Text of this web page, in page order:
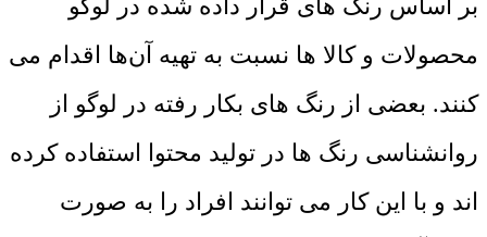
بر اساس رنگ های قرار داده شده در لوگو
محصولات و کالا ها نسبت به تهیه آن‌ها اقدام می
کنند. بعضی از رنگ های بکار رفته در لوگو از
روانشناسی رنگ ها در تولید محتوا استفاده کرده
اند و با این کار می توانند افراد را به صورت